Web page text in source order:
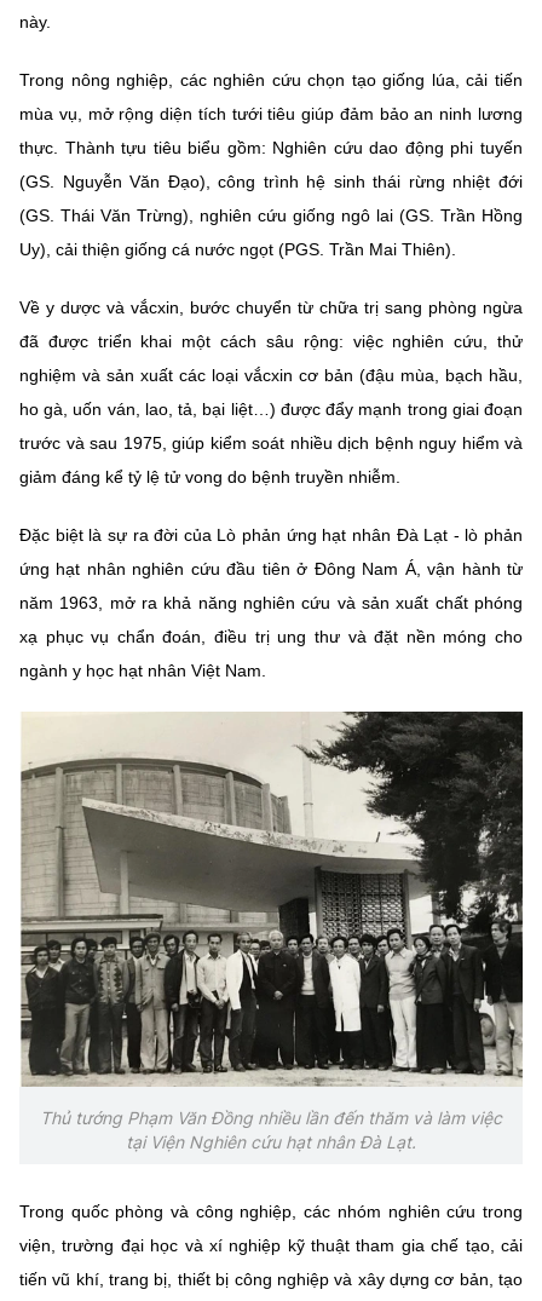
này.
Trong nông nghiệp, các nghiên cứu chọn tạo giống lúa, cải tiến
mùa vụ, mở rộng diện tích tưới tiêu giúp đảm bảo an ninh lương
thực. Thành tựu tiêu biểu gồm: Nghiên cứu dao động phi tuyến
(GS. Nguyễn Văn Đạo), công trình hệ sinh thái rừng nhiệt đới
(GS. Thái Văn Trừng), nghiên cứu giống ngô lai (GS. Trần Hồng
Uy), cải thiện giống cá nước ngọt (PGS. Trần Mai Thiên).
Về y dược và vắcxin, bước chuyển từ chữa trị sang phòng ngừa
đã được triển khai một cách sâu rộng: việc nghiên cứu, thử
nghiệm và sản xuất các loại vắcxin cơ bản (đậu mùa, bạch hầu,
ho gà, uốn ván, lao, tả, bại liệt…) được đẩy mạnh trong giai đoạn
trước và sau 1975, giúp kiểm soát nhiều dịch bệnh nguy hiểm và
giảm đáng kể tỷ lệ tử vong do bệnh truyền nhiễm.
Đặc biệt là sự ra đời của Lò phản ứng hạt nhân Đà Lạt - lò phản
ứng hạt nhân nghiên cứu đầu tiên ở Đông Nam Á, vận hành từ
năm 1963, mở ra khả năng nghiên cứu và sản xuất chất phóng
xạ phục vụ chẩn đoán, điều trị ung thư và đặt nền móng cho
ngành y học hạt nhân Việt Nam.
Thủ tướng Phạm Văn Đồng nhiều lần đến thăm và làm việc
tại Viện Nghiên cứu hạt nhân Đà Lạt.
Trong quốc phòng và công nghiệp, các nhóm nghiên cứu trong
viện, trường đại học và xí nghiệp kỹ thuật tham gia chế tạo, cải
tiến vũ khí, trang bị, thiết bị công nghiệp và xây dựng cơ bản, tạo